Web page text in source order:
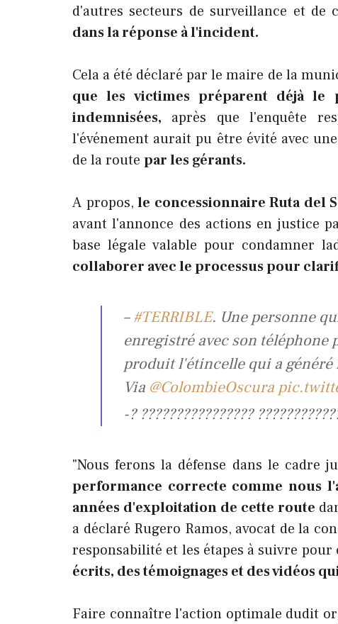
d'autres secteurs de surveillance et
dans la réponse à l'incident.
Cela a été déclaré par le maire de la
que les victimes préparent déjà le
indemnisées, après que l'enquête
l'événement aurait pu être évité avec
de la route par les gérants.
A propos, le concessionnaire Ruta del
avant l'annonce des actions en justice
base légale valable pour condamner
collaborer avec le processus pour
– #TERRIBLE. Une personne
enregistré avec son téléphone
produit l'étincelle qui a
Via @ColombieOscura
-? ????????????????
"Nous ferons la défense dans le cadre
performance correcte comme nous
années d'exploitation de cette route
a déclaré Rugero Ramos, avocat de la
responsabilité et les étapes à suivre
écrits, des témoignages et des vidéos
Faire connaître l'action optimale dudit